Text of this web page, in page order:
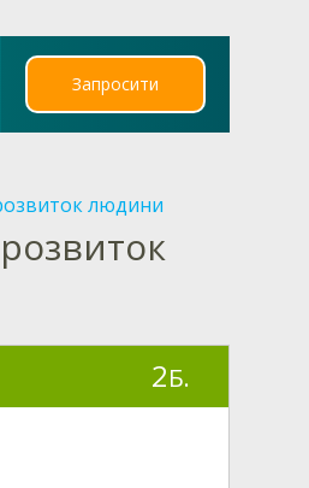
Запросити
людини
2Б.